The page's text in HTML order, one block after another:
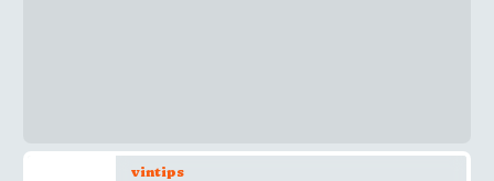
vintips